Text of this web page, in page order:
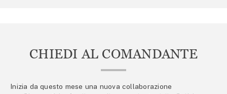
CHIEDI AL COMANDANTE
Inizia da questo mese una nuova collaborazione